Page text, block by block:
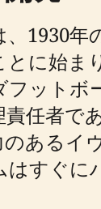
、1930
に始ま
ットボ
任者で
あるイ
はすぐに